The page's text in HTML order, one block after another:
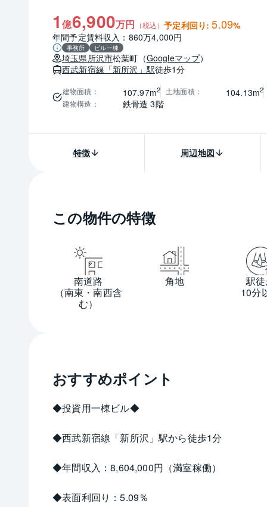
1億6,900万円 （税込）予定利回り:5.09%
年間予定賃料収入：860万4,000円
事務所 ビル一棟
埼玉県所沢市松葉町 （Googleマップ）
西武新宿線 「新所沢」駅徒歩1分
建物面積 ： 107.97m2 土地面積： 104.13m2
建物構造 ： 鉄骨造 3階
特徴 周辺地図
この物件の特徴
南道路
（南東・南西含
む）
角地
駅
10分
おすすめポイント
◆投資用一棟ビル◆
◆西武新宿線「新所沢」駅から徒歩1分
◆年間収入：8,604,000円（満室稼働）
◆表面利回り：5.09％